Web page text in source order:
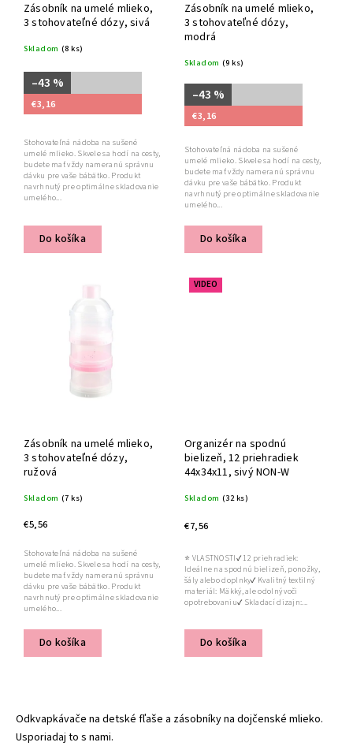
Zásobník na umelé mlieko,
3 stohovateľné dózy, sivá
Skladom (8 ks)
–43 %
€3,16
Do košíka
Stohovateľná nádoba na sušené
umelé mlieko. Skvele sa hodí na cesty,
budete mať vždy nameranú správnu
dávku pre vaše bábätko. Produkt
navrhnutý pre optimálne skladovanie
umelého...
Zásobník na umelé mlieko,
3 stohovateľné dózy,
modrá
Skladom (9 ks)
–43 %
€3,16
Do košíka
Stohovateľná nádoba na sušené
umelé mlieko. Skvele sa hodí na cesty,
budete mať vždy nameranú správnu
dávku pre vaše bábätko. Produkt
navrhnutý pre optimálne skladovanie
umelého...
Zásobník na umelé mlieko,
3 stohovateľné dózy,
ružová
Skladom (7 ks)
€5,56
Do košíka
Stohovateľná nádoba na sušené
umelé mlieko. Skvele sa hodí na cesty,
budete mať vždy nameranú správnu
dávku pre vaše bábätko. Produkt
navrhnutý pre optimálne skladovanie
umelého...
VIDEO
Organizér na spodnú
bielizeň, 12 priehradiek
44x34x11, sivý NON-W
Skladom (32 ks)
€7,56
Do košíka
⭐ VLASTNOSTI✔ 12 priehradiek:
Ideálne na spodnú bielizeň, ponožky,
šály alebo doplnky✔ Kvalitný textilný
materiál: Mäkký, ale odolný voči
opotrebovaniu✔ Skladací dizajn:...
Odkvapkávače na detské fľaše a zásobníky na dojčenské mlieko.
Usporiadaj to s nami.